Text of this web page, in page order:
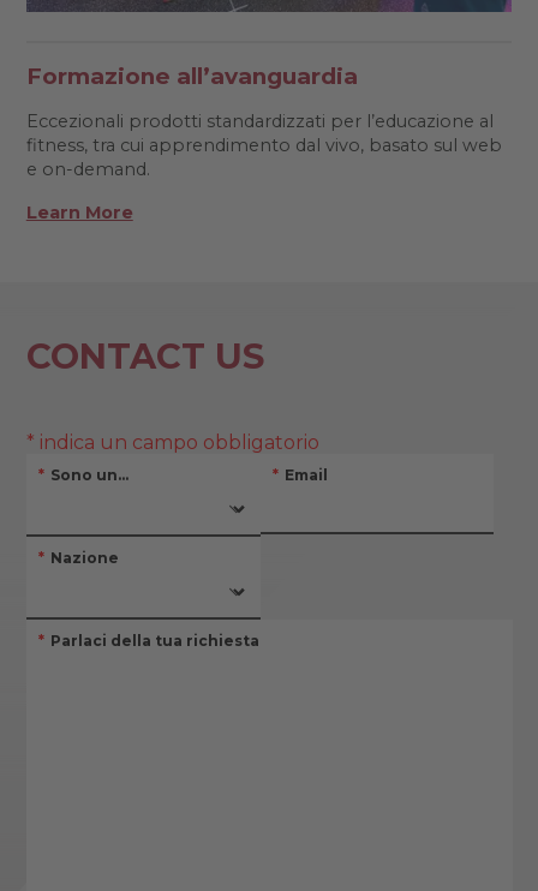
Formazione all’avanguardia
Eccezionali prodotti standardizzati per l’educazione al
fitness, tra cui apprendimento dal vivo, basato sul web
e on-demand.
Learn More
CONTACT US